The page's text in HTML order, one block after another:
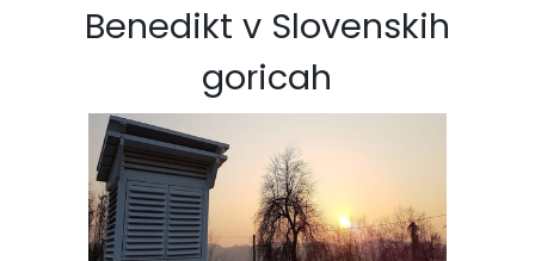
Benedikt v Slovenskih
goricah